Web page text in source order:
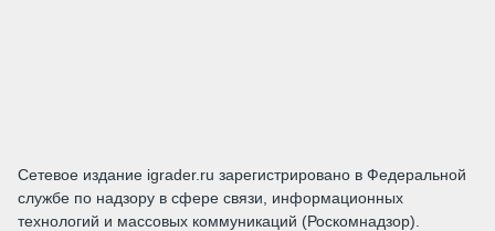
Сетевое издание igrader.ru зарегистрировано в Федеральной
службе по надзору в сфере связи, информационных
технологий и массовых коммуникаций (Роскомнадзор).